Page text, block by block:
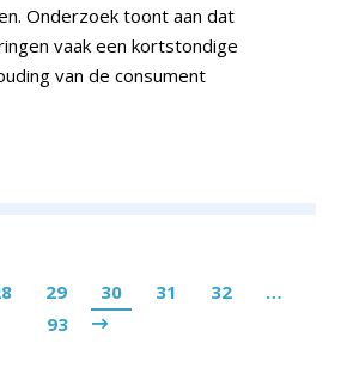
Onderzoek toont aan dat
vaak een kortstondige
van de consument
29 30 31 32
…
93